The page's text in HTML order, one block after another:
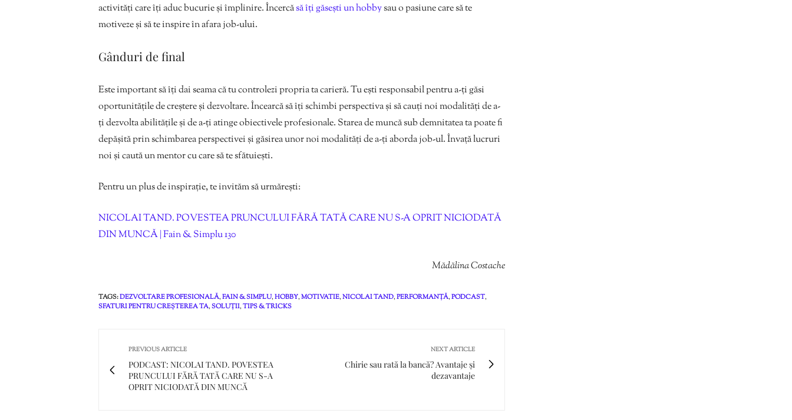
activități care îți aduc bucurie și împlinire. Încercăsă îți găsești un hobbysau o pasiune care să te
motiveze și să te inspire în afara job-ului.
Gânduri de final
Este important să îți dai seama că tu controlezi propria ta carieră. Tu ești responsabil pentru a-ți găsi
oportunitățile de creștere și dezvoltare. Încearcă să îți schimbi perspectiva și să cauți noi modalități de a-
ți dezvolta abilitățile și de a-ți atinge obiectivele profesionale. Starea de muncă sub demnitatea ta poate fi
depășită prin schimbarea perspectivei și găsirea unor noi modalități de a-ți aborda job-ul. Învață lucruri
noi și caută un mentor cu care să te sfătuiești.
Pentru un plus de inspirație, te invităm să urmărești:
NICOLAI TAND. POVESTEA PRUNCULUI FĂRĂ TATĂ CARE NU S-A OPRIT NICIODATĂ
DIN MUNCĂ | Fain & Simplu 130
Mădălina Costache
TAGS:DEZVOLTARE PROFESIONALĂ,FAIN & SIMPLU,HOBBY,MOTIVATIE,NICOLAI TAND,PERFORMANȚĂ,PODCAST,
SFATURI PENTRU CREȘTEREA TA,SOLUȚII,TIPS & TRICKS
PREVIOUS ARTICLE
PODCAST: NICOLAI TAND. POVESTEA
PRUNCULUI FĂRĂ TATĂ CARE NU S-A
OPRIT NICIODATĂ DIN MUNCĂ
NEXT ARTICLE
Chirie sau rată la bancă? Avantaje și
dezavantaje